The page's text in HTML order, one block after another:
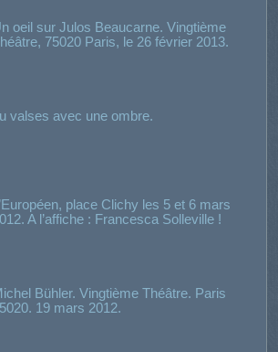
oeil sur Julos Beaucarne. Vingtième
75020 Paris, le 26 février 2013.
valses avec une ombre.
place Clichy les 5 et 6 mars
A l’affiche : Francesca Solleville !
Bühler. Vingtième Théâtre. Paris
19 mars 2012.